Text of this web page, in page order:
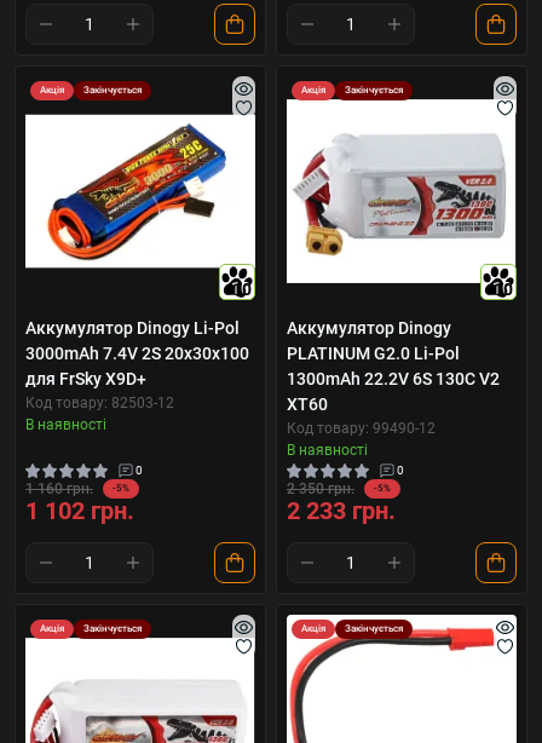
Акція Закінчується
10
Аккумулятор Dinogy Li-Pol
3000mAh 7.4V 2S 20x30x100
для FrSky X9D+
Код товару: 82503-12
В наявності
0
1 160 грн. -5%
1 102 грн.
Акція Закінчується
10
Аккумулятор Dinogy
PLATINUM G2.0 Li-Pol
1300mAh 22.2V 6S 130C V2
XT60
Код товару: 99490-12
В наявності
0
2 350 грн. -5%
2 233 грн.
Акція Закінчується Акція Закінчується